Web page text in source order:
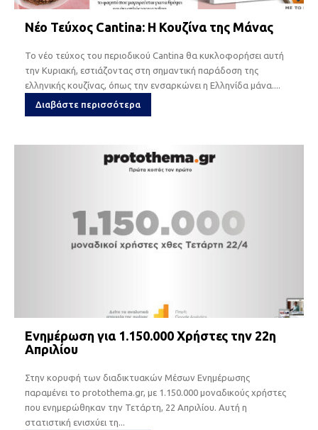
Νέο Τεύχος Cantina: Η Κουζίνα της Μάνας
Το νέο τεύχος του περιοδικού Cantina θα κυκλοφορήσει αυτή
την Κυριακή, εστιάζοντας στη σημαντική παράδοση της
ελληνικής κουζίνας, όπως την ενσαρκώνει η Ελληνίδα μάνα....
Διαβάστε περισσότερα
Ενημέρωση για 1.150.000 Χρήστες την 22η
Απριλίου
Στην κορυφή των διαδικτυακών Μέσων Ενημέρωσης
παραμένει το protothema.gr, με 1.150.000 μοναδικούς χρήστες
που ενημερώθηκαν την Τετάρτη, 22 Απριλίου. Αυτή η
στατιστική ενισχύει τη...